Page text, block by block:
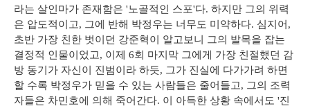
라는 살인마가 존재함은 '노골적인 스포'다. 하지만 그의 위력
은 압도적이고, 그에 반해 박정우는 너무도 미약하다. 심지어,
초반 가장 친한 벗이던 강준혁이 알고보니 그의 발목을 잡는
결정적 인물이었고, 이제 6회 마지막 그에게 가장 친절했던 감
방 동기가 자신이 진범이라 하듯, 그가 진실에 다가가려 하면
할 수록 박정우가 믿을 수 있는 사람들은 줄어들고, 그의 조력
자들은 차민호에 의해 죽어간다. 이 아득한 상황 속에서도 '진